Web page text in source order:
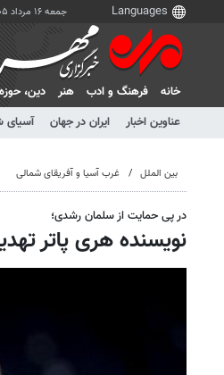
جمعه ۱۶ مرداد ۱۴۰۵
خانه فرهنگ و ادب هنر دين،
عناوین اخبار
ایران در جهان آسیای
بین الملل غرب آسیا و آفریقای شمالی
در پی حمایت از سلمان رشدی؛
نویسنده هری پاتر